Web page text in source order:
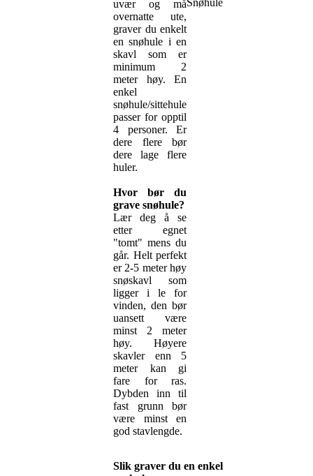
uvær og må
overnatte ute,
graver du enkelt
en snøhule i en
skavl som er
minimum 2
meter høy. En
enkel
snøhule/sittehule
passer for opptil
4 personer. Er
dere flere bør
dere lage flere
huler.
Hvor bør du
grave snøhule?
Lær deg å se
etter egnet
"tomt" mens du
går. Helt perfekt
er 2-5 meter høy
snøskavl som
ligger i le for
vinden, den bør
uansett være
minst 2 meter
høy. Høyere
skavler enn 5
meter kan gi
fare for ras.
Dybden inn til
fast grunn bør
være minst en
god stavlengde.
Snøhule
Slik graver du en enkel